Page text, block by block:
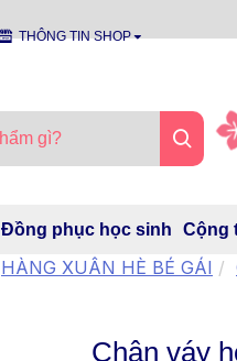
THÔNG TIN SHOP
Đồng phục học sinh Cộng
HÀNG XUÂN HÈ BÉ GÁI
Chân váy